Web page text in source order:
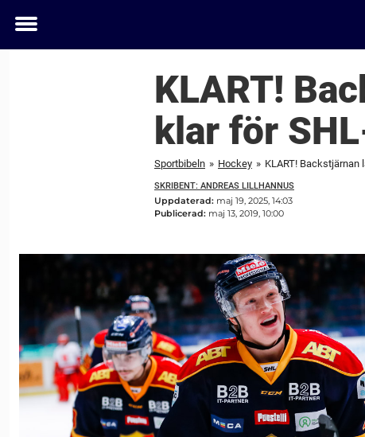
Toggle
KLART!
klar för
Sportbibeln » Hockey » KLART! Backstjärnan
SKRIBENT: ANDREAS LILLHANNUS
Uppdaterad: maj 19, 2025, 14:03
Publicerad: maj 13, 2019, 10:00